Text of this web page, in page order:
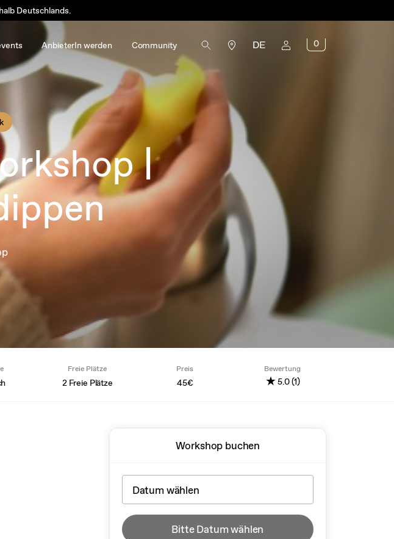
Deutschlands.
AnbieterIn werden Community DE 0
|
Freie Plätze
2 Freie Plätze
Preis
45€
Bewertung
★5.0 (1)
Workshop buchen
Bitte Datum wählen